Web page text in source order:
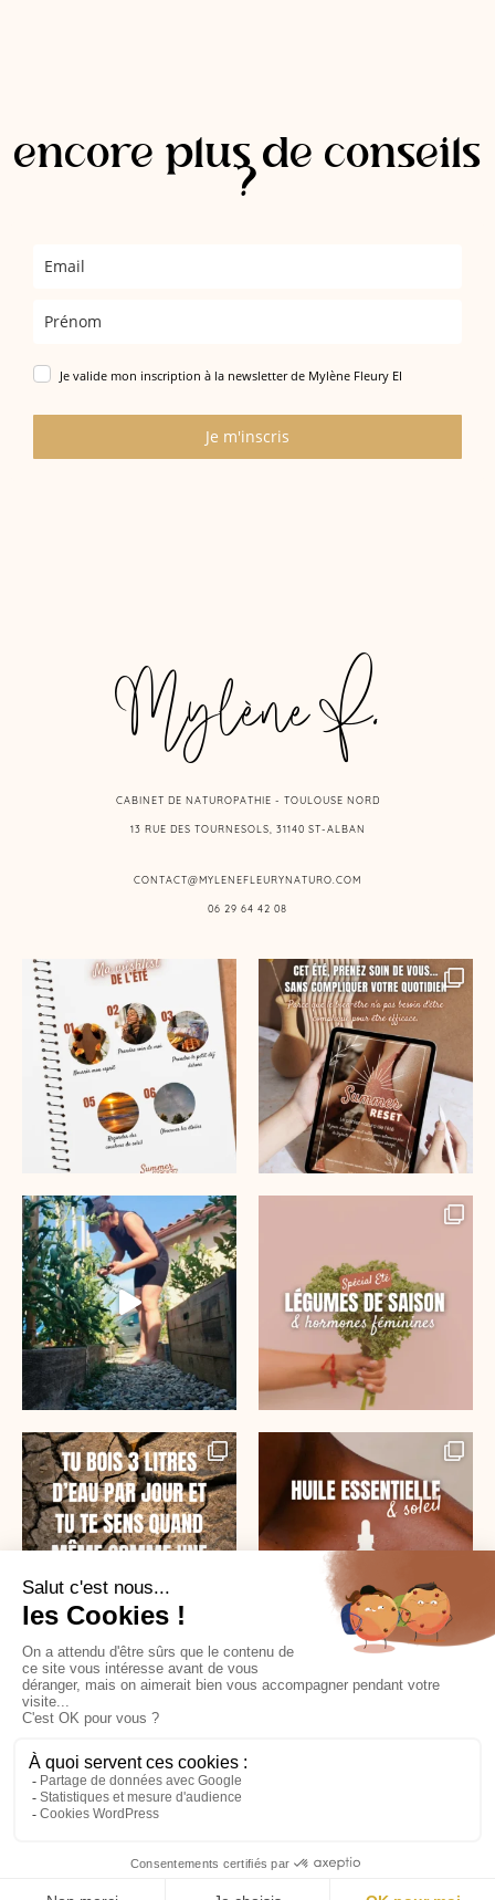
encore plus de conseils
?
Je valide mon inscription à la newsletter de Mylène Fleury EI
Je m'inscris
Mylène F.
CABINET DE NATUROPATHIE - TOULOUSE NORD
13 RUE DES TOURNESOLS, 31140 ST-ALBAN
CONTACT@MYLENEFLEURYNATURO.COM
06 29 64 42 08
MYLÈNE FLEURY EI – TOUS DROITS RÉSERVÉS 2024. ILLUSTRATIONS